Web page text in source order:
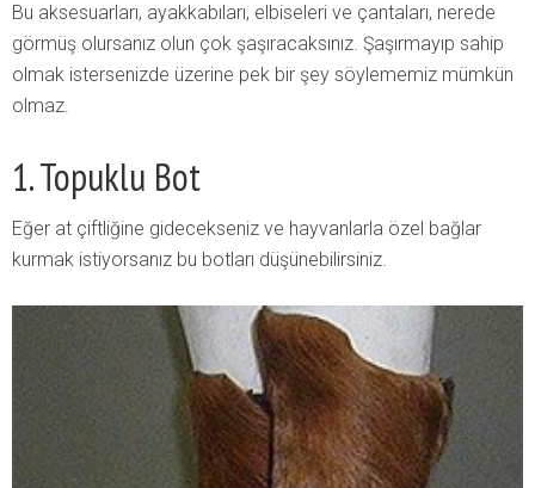
Bu aksesuarları, ayakkabıları, elbiseleri ve çantaları, nerede
görmüş olursanız olun çok şaşıracaksınız. Şaşırmayıp sahip
olmak istersenizde üzerine pek bir şey söylememiz mümkün
olmaz.
1. Topuklu Bot
Eğer at çiftliğine gidecekseniz ve hayvanlarla özel bağlar
kurmak istiyorsanız bu botları düşünebilirsiniz.